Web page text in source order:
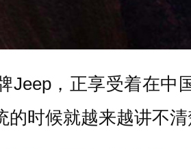
Jeep，正享受着在
的时候就越来越讲不